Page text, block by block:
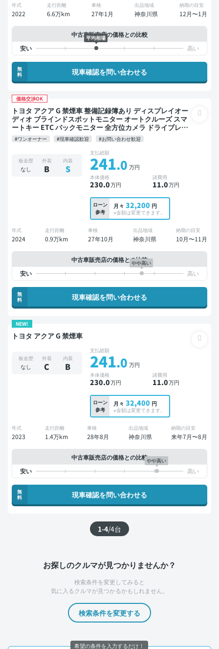
年式
2022
走行距離
6.6万km
車検
27年1月
出品地域
神奈川県
納期の目安
12月〜1月
中古車販売店の価格との比較
平均相場
無
料
現車確認を問い合わせる
価格交渉OK
トヨタ アクア G 禁煙車 整備記録簿あり ディスプレイオー
ディオ ブラインドスポットモニター オートクルーズ スマ
ートキー ETC バックモニター 全方位カメラ ドライブレコ
ーダー 衝突軽減
#ワンオーナー #現車確認歓迎 #お問い合わせ歓迎
板金歴
なし
外装
B
内装
S
支払総額
241.0 万円
本体価格
230.0万円
諸費用
11.0万円
ローン
参考
月々 32,200 円
※金額は変更できます。
年式
2024
走行距離
0.9万km
車検
27年10月
出品地域
神奈川県
納期の目安
10月〜11月
中古車販売店の価格との比較
やや高い
無
料
現車確認を問い合わせる
NEW!
トヨタ アクア G 禁煙車
板金歴
なし
外装
C
内装
B
支払総額
241.0 万円
本体価格
230.0万円
諸費用
11.0万円
ローン
参考
月々 32,400 円
※金額は変更できます。
年式
2023
走行距離
1.4万km
車検
28年8月
出品地域
神奈川県
納期の目安
来年7月〜8月
中古車販売店の価格との比較やや高い
無
料
現車確認を問い合わせる
1-4/4台
お探しのクルマが見つかりませんか？
検索条件を変更してみると
気に入るクルマが見つかるかもしれません。
検索条件を変更する
希望の条件を入力するだけ！